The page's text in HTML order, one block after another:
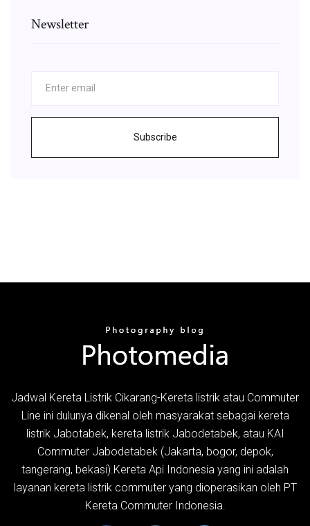
Newsletter
Subscribe
Jadwal Kereta Listrik Cikarang-Kereta listrik atau Commuter
Line ini dulunya dikenal oleh masyarakat sebagai kereta
listrik Jabotabek, kereta listrik Jabodetabek, atau KAI
Commuter Jabodetabek (Jakarta, bogor, depok,
tangerang, bekasi).Kereta Api Indonesia yang ini adalah
layanan kereta listrik commuter yang dioperasikan oleh PT
Kereta Commuter Indonesia.